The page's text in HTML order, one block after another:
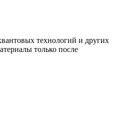
технологий и других
только после